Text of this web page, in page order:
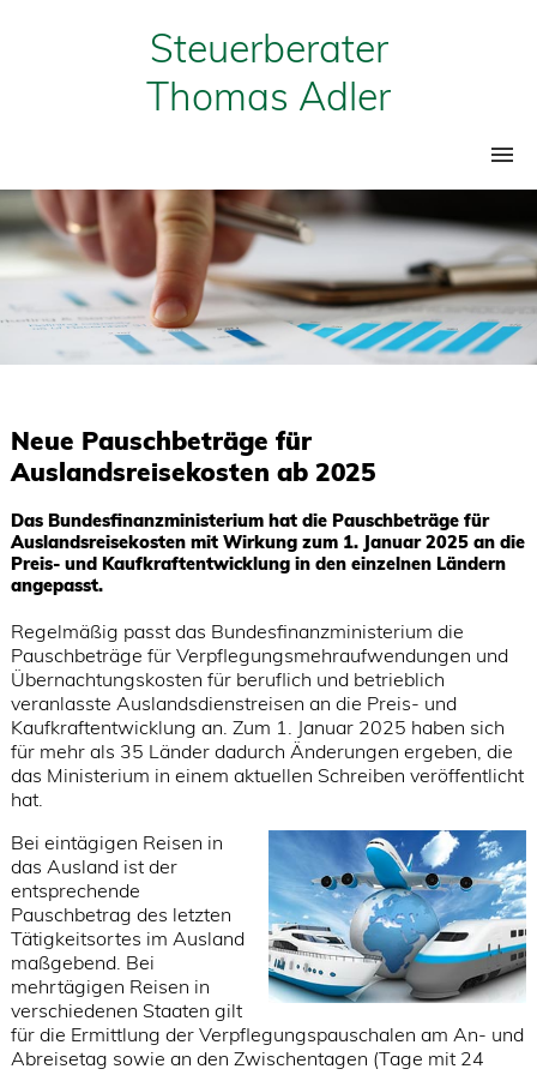
Steuerberater
Thomas Adler
Home
Leistungen
Über mich
Mandanteninfos
Kontakt
Neue Pauschbeträge für
Auslandsreisekosten ab 2025
Das Bundesfinanzministerium hat die Pauschbeträge für
Auslandsreisekosten mit Wirkung zum 1. Januar 2025 an die
Preis- und Kaufkraftentwicklung in den einzelnen Ländern
angepasst.
Regelmäßig passt das Bundesfinanzministerium die
Pauschbeträge für Verpflegungsmehraufwendungen und
Übernachtungskosten für beruflich und betrieblich
veranlasste Auslandsdienstreisen an die Preis- und
Kaufkraftentwicklung an. Zum 1. Januar 2025 haben sich
für mehr als 35 Länder dadurch Änderungen ergeben, die
das Ministerium in einem aktuellen Schreiben veröffentlicht
hat.
Bei eintägigen Reisen in
das Ausland ist der
entsprechende
Pauschbetrag des letzten
Tätigkeitsortes im Ausland
maßgebend. Bei
mehrtägigen Reisen in
verschiedenen Staaten gilt
für die Ermittlung der Verpflegungspauschalen am An- und
Abreisetag sowie an den Zwischentagen (Tage mit 24